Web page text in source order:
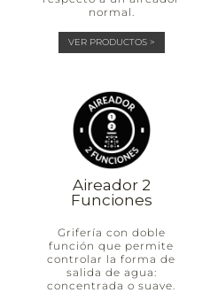
normal.
VER PRODUCTOS >
Aireador 2
Funciones
Grifería con doble
función que permite
controlar la forma de
salida de agua:
concentrada o suave.